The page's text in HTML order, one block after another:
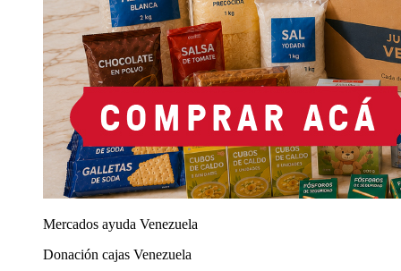
Mercados ayuda Venezuela
Donación cajas Venezuela